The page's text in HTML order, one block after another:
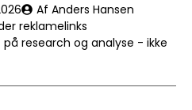
Af Anders Hansen
reklamelinks
research og analyse - ikke